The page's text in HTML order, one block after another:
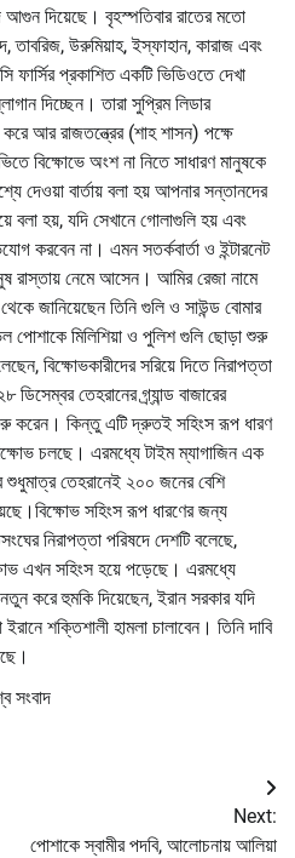
আগুন দিয়েছে। বৃহস্পতিবার রাতের মতো
তাবরিজ, উরুমিয়াহ, ইস্ফাহান, কারাজ এবং
ফার্সির প্রকাশিত একটি ভিডিওতে দেখা
দিচ্ছেন। তারা সুপ্রিম লিডার
আর রাজতন্ত্রের (শাহ শাসন) পক্ষে
বিক্ষোভে অংশ না নিতে সাধারণ মানুষকে
দেওয়া বার্তায় বলা হয় আপনার সন্তানদের
বলা হয়, যদি সেখানে গোলাগুলি হয় এবং
করবেন না। এমন সতর্কবার্তা ও ইন্টারনেট
রাস্তায় নেমে আসেন। আমির রেজা নামে
জানিয়েছেন তিনি গুলি ও সাউন্ড বোমার
পোশাকে মিলিশিয়া ও পুলিশ গুলি ছোড়া শুরু
বিক্ষোভকারীদের সরিয়ে দিতে নিরাপত্তা
তেহরানের গ্র্যান্ড বাজারের
শুরু করেন। কিন্তু এটি দ্রুতই সহিংস রূপ ধারণ
চলছে। এরমধ্যে টাইম ম্যাগাজিন এক
শুধুমাত্র তেহরানেই ২০০ জনের বেশি
সহিংস রূপ ধারণের জন্য
নিরাপত্তা পরিষদে দেশটি বলেছে,
এখন সহিংস হয়ে পড়েছে। এরমধ্যে
নতুন করে হুমকি দিয়েছেন, ইরান সরকার যদি
শক্তিশালী হামলা চালাবেন। তিনি দাবি
সংবাদ
Next:
পোশাকে স্বামীর পদবি, আলোচনায় আলিয়া